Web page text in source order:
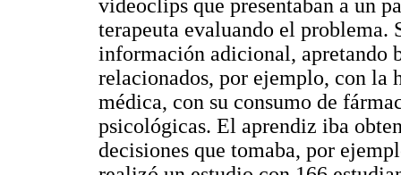
videoclips que presentaban a un
terapeuta evaluando el problema.
información adicional, apretando
relacionados, por ejemplo, con la
médica, con su consumo de
psicológicas. El aprendiz iba
decisiones que tomaba, por